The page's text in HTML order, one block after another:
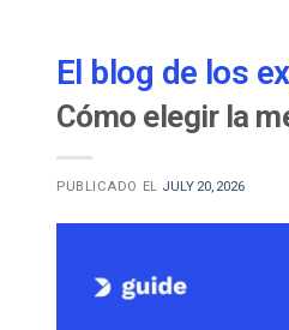
El blog de los
Cómo elegir la
PUBLICADO EL JULY 20, 2026